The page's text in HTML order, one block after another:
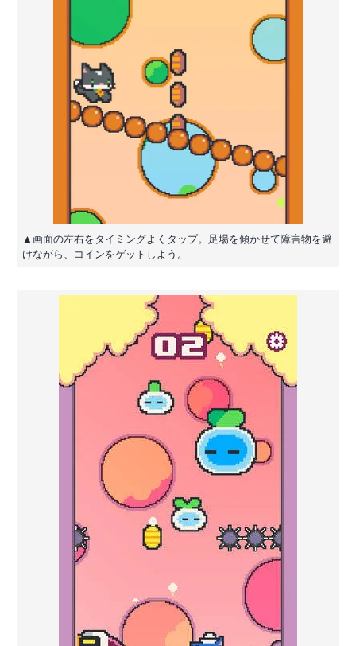
▲画面の左右をタイミングよくタップ。足場を傾かせて障害物を避
けながら、コインをゲットしよう。